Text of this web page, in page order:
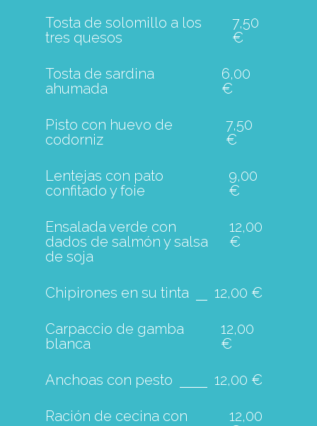
Tosta de solomillo a los
tres quesos
7,50
€
Tosta de sardina
ahumada
6,00
€
Pisto con huevo de
codorniz
7,50
€
Lentejas con pato
confitado y foie
9,00
€
Ensalada verde con
dados de salmón y salsa
de soja
12,00
€
Chipirones en su tinta 12,00 €
Carpaccio de gamba
blanca
12,00
€
Anchoas con pesto 12,00 €
Ración de cecina con
12,00